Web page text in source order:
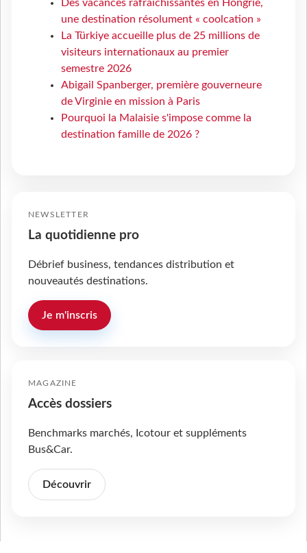
Des vacances rafraîchissantes en Hongrie,
une destination résolument « coolcation »
La Türkiye accueille plus de 25 millions de
visiteurs internationaux au premier
semestre 2026
Abigail Spanberger, première gouverneure
de Virginie en mission à Paris
Pourquoi la Malaisie s'impose comme la
destination famille de 2026 ?
NEWSLETTER
La quotidienne pro
Débrief business, tendances distribution et
nouveautés destinations.
Je m'inscris
MAGAZINE
Accès dossiers
Benchmarks marchés, Icotour et suppléments
Bus&Car.
Découvrir